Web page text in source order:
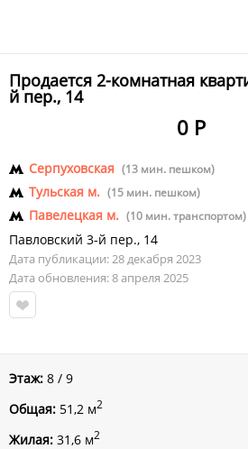
Продается 2-комнатная
й пер., 14
0 Р
Серпуховская (13 мин. пешком)
Тульская м. (15 мин. пешком)
Павелецкая м. (10 мин. транспортом)
Павловский 3-й пер., 14
Дата публикации: 28 декабря 2023
Дата обновления: 8 апреля 2025
Этаж: 8 / 9
Общая: 51,2 м2
Жилая: 31,6 м2